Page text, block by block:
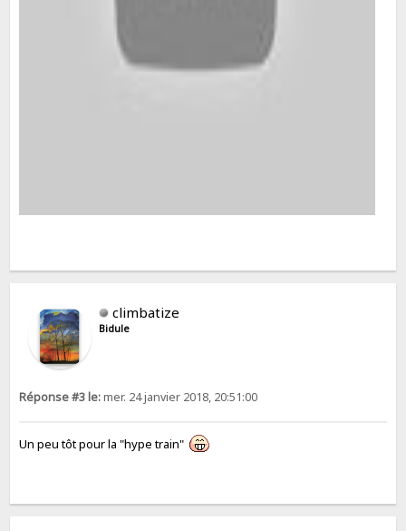
climbatize
Bidule
Réponse #3 le:mer. 24 janvier 2018, 20:51:00
Un peu tôt pour la "hype train"